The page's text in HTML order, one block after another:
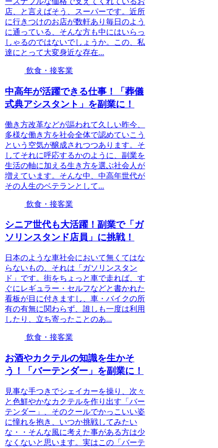
店、と言えばそう、スーパーです。近所
に行きつけのお店が数軒あり毎日のよう
に通っている、そんな方も中にはいらっ
しゃるのではないでしょうか。この、私
達にとって大変身近な存在...
飲食・接客業
中高年が活躍できる仕事！「葬儀
式典アシスタント」を副業に！
働き方改革などが謳われて久しい昨今、
多様な働き方を社会全体で認めていこう
という空気が醸成されつつあります。そ
してそれに呼応するかのように、副業を
生活の軸に加える生き方を選ぶ社会人が
増えています。そんな中、中高年世代が
その人生のベテランとして...
飲食・接客業
シニア世代も大活躍！副業で「ガ
ソリンスタンド店員」に挑戦！
日本のような車社会において無くてはな
らないもの、それは「ガソリンスタン
ド」です。街をちょっと車で走れば、す
ぐにレギュラー・セルフなどと書かれた
看板が目に付きますし、車・バイクの所
有の有無に関わらず、誰しも一度は利用
したり、立ち寄ったことのあ...
飲食・接客業
お酒やカクテルの知識を生かそ
う！「バーテンダー」を副業に！
見事な手つきでシェイカーを操り、次々
と色鮮やかなカクテルを作り出す「バー
テンダー」、そのクールでかっこいい姿
に憧れを抱き、いつか挑戦してみたい
な・・そんな風に考えた事がある方は少
なくないと思います。実はこの「バーテ